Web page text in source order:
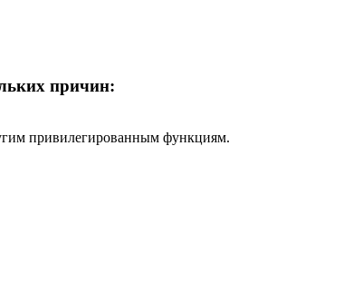
причин:
привилегированным функциям.